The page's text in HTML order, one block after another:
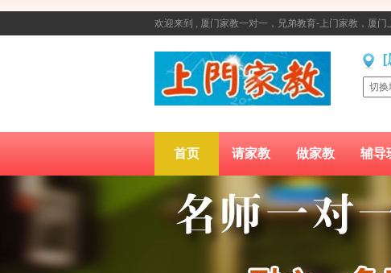
欢迎来到 , 厦门家教一对一，兄弟教育-上门家教，厦
[
首页 请家教 做家教 辅导